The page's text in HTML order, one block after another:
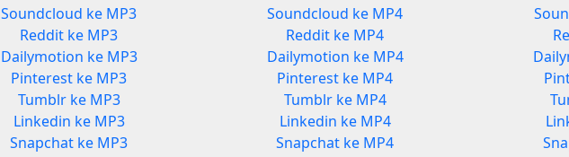
Soundcloud ke MP3
Reddit ke MP3
Dailymotion ke MP3
Pinterest ke MP3
Tumblr ke MP3
Linkedin ke MP3
Snapchat ke MP3
Soundcloud ke MP4
Reddit ke MP4
Dailymotion ke MP4
Pinterest ke MP4
Tumblr ke MP4
Linkedin ke MP4
Snapchat ke MP4